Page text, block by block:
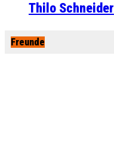
Thilo Schneider
Freunde